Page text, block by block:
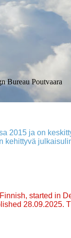
Bureau Poutvaara
2015 ja on
kehittyvä
started in
28.09.2025.